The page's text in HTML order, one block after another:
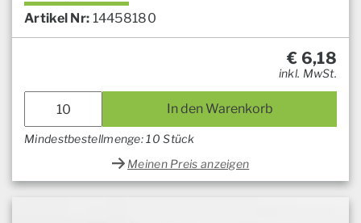
Artikel Nr: 14458180
€ 6,18
inkl. MwSt.
In den Warenkorb
Mindestbestellmenge: 10 Stück
Meinen Preis anzeigen